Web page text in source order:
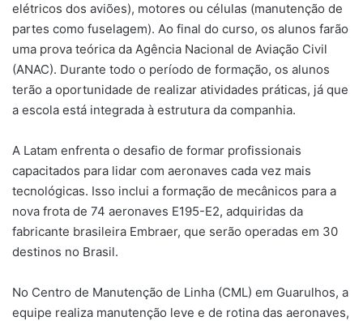
elétricos dos aviões), motores ou células (manutenção de
partes como fuselagem). Ao final do curso, os alunos farão
uma prova teórica da Agência Nacional de Aviação Civil
(ANAC). Durante todo o período de formação, os alunos
terão a oportunidade de realizar atividades práticas, já que
a escola está integrada à estrutura da companhia.
A Latam enfrenta o desafio de formar profissionais
capacitados para lidar com aeronaves cada vez mais
tecnológicas. Isso inclui a formação de mecânicos para a
nova frota de 74 aeronaves E195-E2, adquiridas da
fabricante brasileira Embraer, que serão operadas em 30
destinos no Brasil.
No Centro de Manutenção de Linha (CML) em Guarulhos, a
equipe realiza manutenção leve e de rotina das aeronaves,